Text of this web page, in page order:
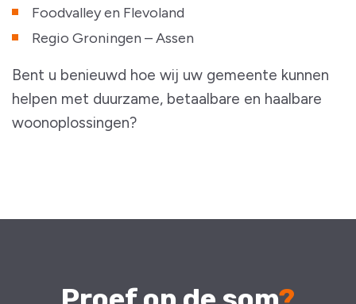
Foodvalley en Flevoland
Regio Groningen – Assen
Bent u benieuwd hoe wij uw gemeente kunnen
helpen met duurzame, betaalbare en haalbare
woonoplossingen?